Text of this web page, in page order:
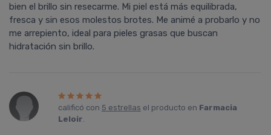
bien el brillo sin resecarme. Mi piel está más equilibrada,
fresca y sin esos molestos brotes. Me animé a probarlo y no
me arrepiento, ideal para pieles grasas que buscan
hidratación sin brillo.
calificó con 5 estrellas el producto en Farmacia
Leloir.